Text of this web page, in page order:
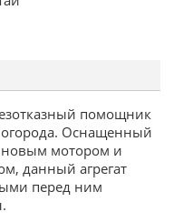
помощник
огорода. Оснащенный
мотором и
данный агрегат
перед ним